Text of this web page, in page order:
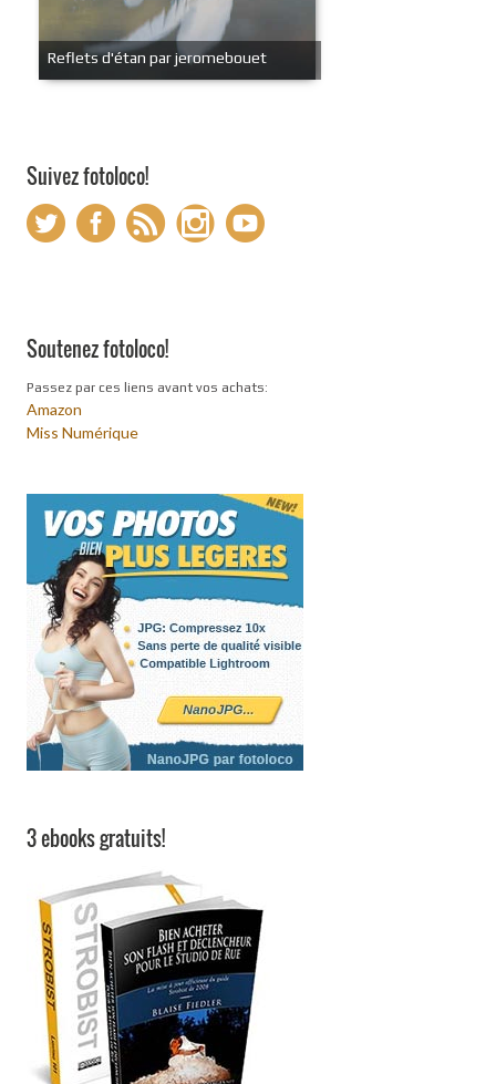
Reflets d'étan par jeromebouet
Suivez fotoloco!
Soutenez fotoloco!
Passez par ces liens avant vos achats:
Amazon
Miss Numérique
3 ebooks gratuits!